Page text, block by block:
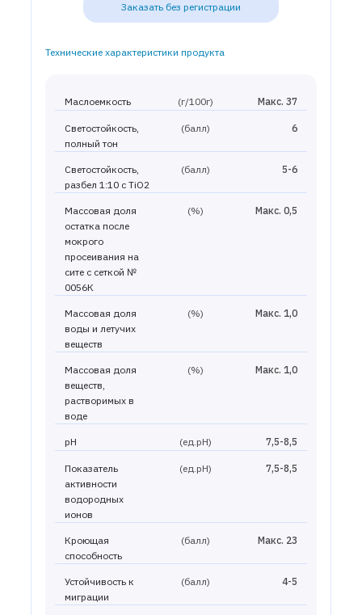
Заказать без регистрации
Технические характеристики продукта
Маслоемкость (г/100г) Макс. 37
Светостойкость,
полный тон
(балл) 6
Светостойкость,
разбел 1:10 с TiO2
(балл) 5-6
Массовая доля
остатка после
мокрого
просеивания на
сите с сеткой №
0056К
(%) Макс. 0,5
Массовая доля
воды и летучих
веществ
(%) Макс. 1,0
Массовая доля
веществ,
растворимых в
воде
(%) Макс. 1,0
pH (ед.рН) 7,5-8,5
Показатель
активности
водородных
ионов
(ед.рН) 7,5-8,5
Кроющая
способность
(балл) Макс. 23
Устойчивость к
миграции
(балл) 4-5